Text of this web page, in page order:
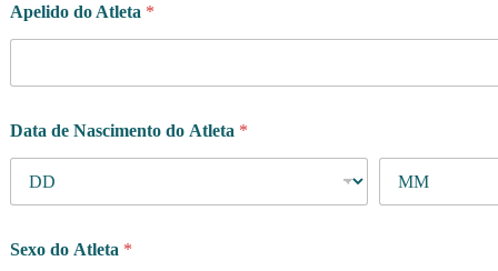
Apelido do Atleta *
Data de Nascimento do Atleta *
Sexo do Atleta *